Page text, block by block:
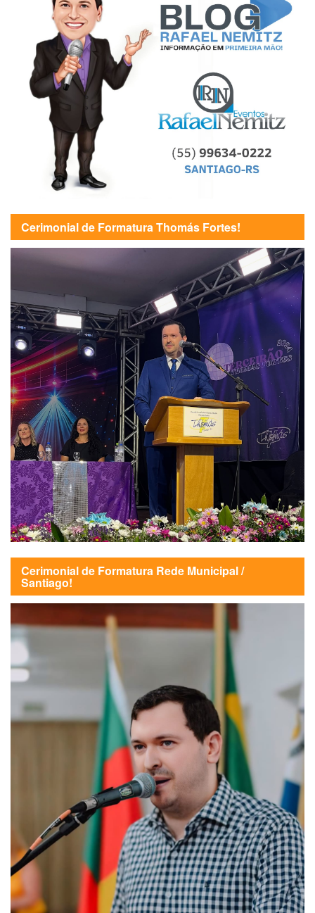
Cerimonial de Formatura Thomás Fortes!
Cerimonial de Formatura Rede Municipal /
Santiago!